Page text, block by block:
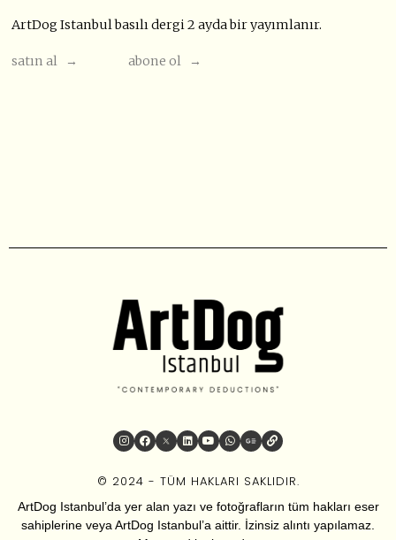
ArtDog Istanbul basılı dergi 2 ayda bir yayımlanır.
satın al → abone ol →
© 2024 - TÜM HAKLARI SAKLIDIR.
ArtDog Istanbul’da yer alan yazı ve fotoğrafların tüm hakları eser
sahiplerine veya ArtDog Istanbul’a aittir. İzinsiz alıntı yapılamaz.